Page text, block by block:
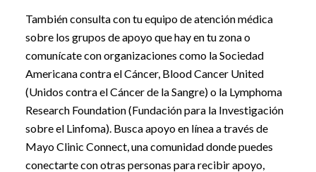
También consulta con tu equipo de atención médica
sobre los grupos de apoyo que hay en tu zona o
comunícate con organizaciones como la Sociedad
Americana contra el Cáncer, Blood Cancer United
(Unidos contra el Cáncer de la Sangre) o la Lymphoma
Research Foundation (Fundación para la Investigación
sobre el Linfoma). Busca apoyo en línea a través de
Mayo Clinic Connect, una comunidad donde puedes
conectarte con otras personas para recibir apoyo,